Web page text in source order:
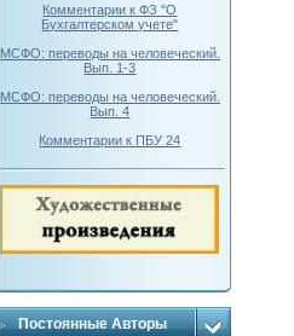
Комментарии к ФЗ "О
Бухгалтерском учете"
МСФО: переводы на человеческий.
Вып. 1-3
МСФО: переводы на человеческий.
Вып. 4
Комментарии к ПБУ 24
Постоянные Авторы